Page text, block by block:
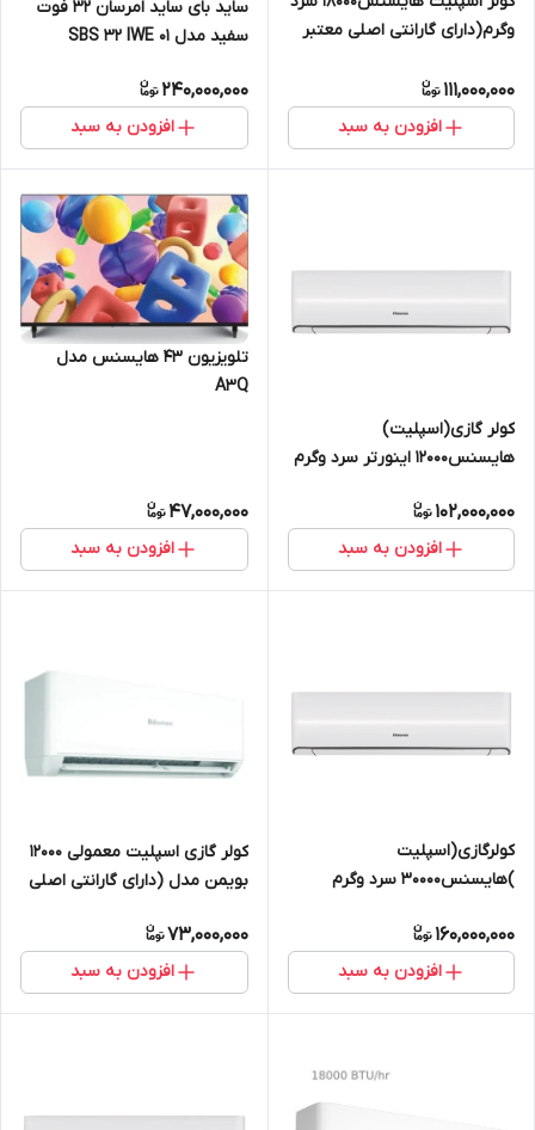
وگرم(دارای گارانتی اصلی معتبر
111,000,000
افزودن به سبد
ساید بای ساید امرسان 32 فوت
سفید مدل SBS 32 IWE 01
240,000,000
افزودن به سبد
کولر گازی(اسپلیت)
هایسنس12000 اینورتر سرد وگرم
نمای کاسپین)HIH_12TG
102,000,000
افزودن به سبد
تلویزیون 43 هایسنس مدل
A3Q
47,000,000
افزودن به سبد
کولرگازی(اسپلیت
)هایسنس30000 سرد وگرم
نمای کاسپین)HRH-30TQ
160,000,000
افزودن به سبد
کولر گازی اسپلیت معمولی 12000
بویمن مدل (دارای گارانتی اصلی
12TP
73,000,000
افزودن به سبد